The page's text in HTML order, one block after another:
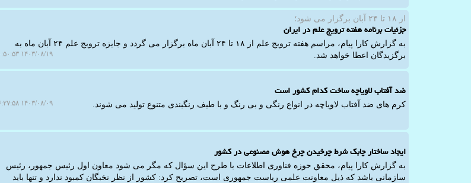
از ۱۸ تا ۲۴ آبان برگزار می شود؛
جزئیات برنامه هفته ترویج علم در ایران
به گزارش کارا پیام، مراسم هفته ترویج علم از ۱۸ تا ۲۴ آبان ماه برگزار می گردد و جایزه ترویج علم ۲۴ آبان ماه به
برگزیدگان اعطا خواهد شد.
۱۴۰۳/۰۸/۱۹ ۱۰:۵۰:۵۳
ضد آفتاب لاویاچه ساخت کدام کشور است
کرم های ضد آفتاب لاویاچه در انواع رنگی و بی رنگ و با طیف رنگبندی متنوع تولید می شوند. ۱۴۰۳/۰۸/۰۹ ۱۶:۲۷:۵۸
ایجاد ساختار چابک شرط چرخیدن چرخ هوش مصنوعی در کشور
به گزارش کارا پیام، محقق حوزه فناوری اطلاعات با طرح این سؤال که مگر می شود معاون اول رئیس جمهور، رئیس
سازمانی باشد که ذیل معاونت علمی ریاست جمهوری است، تصریح کرد: کشور از نظر نخبگان کمبود ندارد و تنها باید